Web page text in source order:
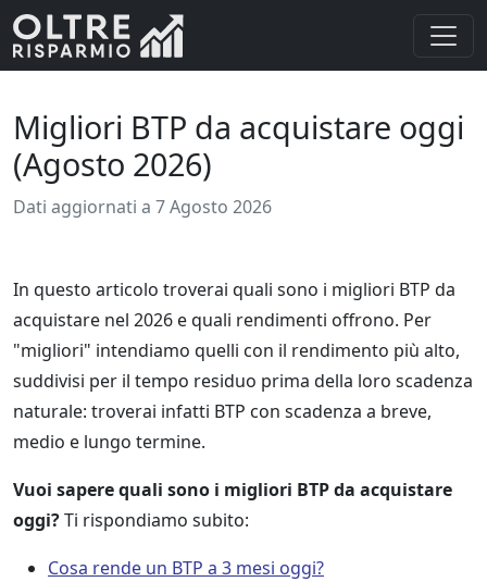
Migliori BTP da acquistare oggi
(Agosto 2026)
Dati aggiornati a 7 Agosto 2026
In questo articolo troverai quali sono i migliori BTP da
acquistare nel 2026 e quali rendimenti offrono. Per
"migliori" intendiamo quelli con il rendimento più alto,
suddivisi per il tempo residuo prima della loro scadenza
naturale: troverai infatti BTP con scadenza a breve,
medio e lungo termine.
Vuoi sapere quali sono i migliori BTP da acquistare
oggi?Ti rispondiamo subito:
Cosa rende un BTP a 3 mesi oggi?